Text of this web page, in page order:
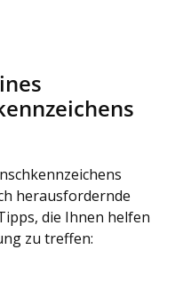
herausfordernde
die Ihnen helfen
zu treffen: